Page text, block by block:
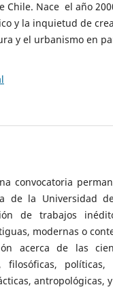
Chile. Nace el año
y la inquietud de
y el urbanismo en
convocatoria
de la Universidad
de trabajos
modernas o
acerca de las
filosóficas,
antropológicas,